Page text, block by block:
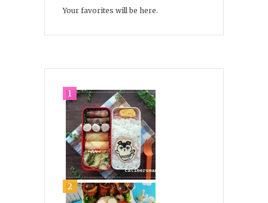
Your favorites will be here.